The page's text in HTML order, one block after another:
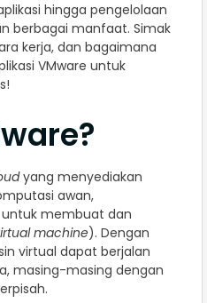
hingga pengelolaan
berbagai manfaat. Simak
kerja, dan bagaimana
VMware untuk
yang menyediakan
awan,
membuat dan
machine). Dengan
virtual dapat berjalan
masing-masing dengan